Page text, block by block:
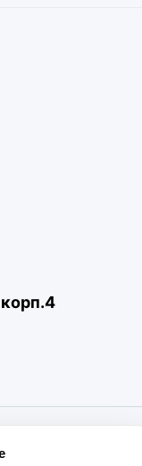
чтобы помочь